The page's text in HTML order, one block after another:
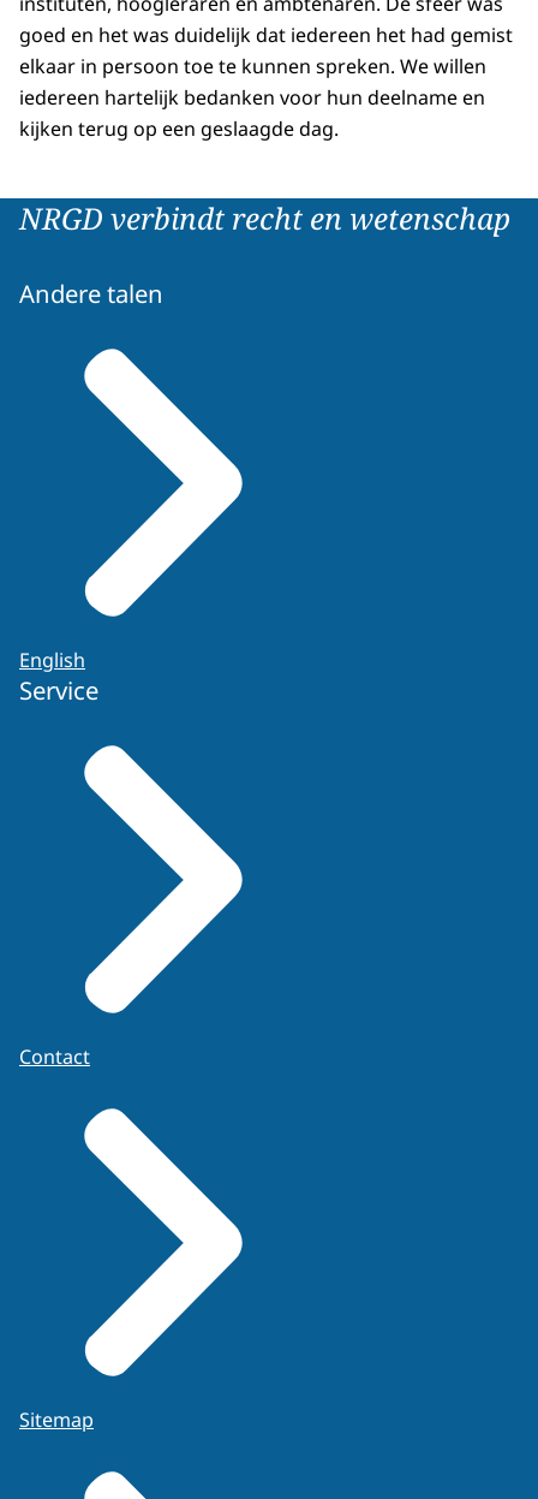
goed en het was duidelijk dat iedereen het had gemist
elkaar in persoon toe te kunnen spreken. We willen
iedereen hartelijk bedanken voor hun deelname en
kijken terug op een geslaagde dag.
NRGD verbindt recht en wetenschap
Andere talen
English
Service
Contact
Sitemap